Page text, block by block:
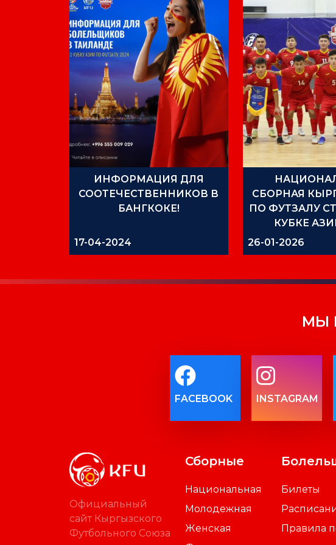
ИНФОРМАЦИЯ ДЛЯ
СООТЕЧЕСТВЕННИКОВ В
БАНГКОКЕ!
17-04-2024
СБОРНАЯ
ПО ФУТЗАЛУ
КУБКЕ
26-01-2026
МЫ
FACEBOOK INSTAGRAM
Официальный
сайт Кыргызского
Футбольного Союза
Сборные
Национальная
Молодежная
Женская
Билеты
Правила